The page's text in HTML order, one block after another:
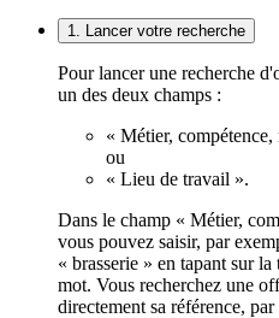
1. Lancer votre recherche
Pour lancer une recherche
un des deux champs :
« Métier,
ou
« Lieu de travail ».
Dans le champ « Métier,
vous pouvez saisir, par
« brasserie » en tapant sur
mot. Vous recherchez une
directement sa référence,